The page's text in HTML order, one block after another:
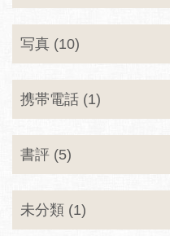
写真 (10)
携帯電話 (1)
書評 (5)
未分類 (1)